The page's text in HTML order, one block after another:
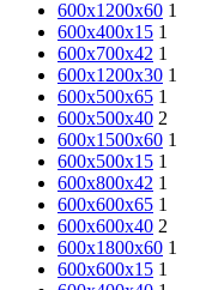
600х1200х60 1
600х400х15 1
600х700х42 1
600х1200х30 1
600х500х65 1
600х500х40 2
600х1500х60 1
600х500х15 1
600х800х42 1
600х600х65 1
600х600х40 2
600х1800х60 1
600х600х15 1